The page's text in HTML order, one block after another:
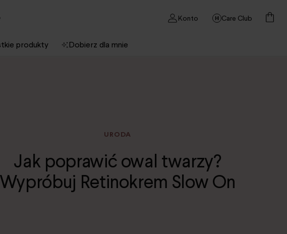
Care Club
Konto
produkty Dobierz dla mnie
URODA
Jak poprawić owal twarzy?
Wypróbuj Retinokrem Slow On